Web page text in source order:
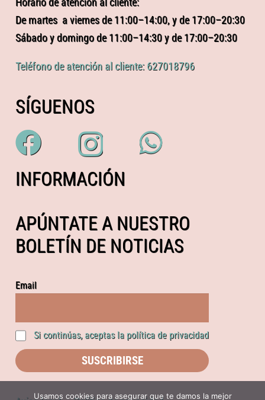
Horario de atención al cliente:
De martes a viernes de 11:00–14:00, y de 17:00–20:30
Sábado y domingo de 11:00–14:30 y de 17:00–20:30
Teléfono de atención al cliente: 627018796
SÍGUENOS
INFORMACIÓN
APÚNTATE A NUESTRO
BOLETÍN DE NOTICIAS
Email
Si continúas, aceptas la política de privacidad
Usamos cookies para asegurar que te damos la mejor